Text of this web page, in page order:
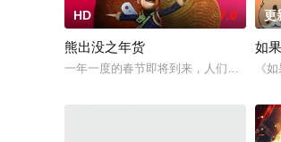
HD 7.0
熊出没之年货
一年一度的春节即将到来，人们都陷入
更
如
《